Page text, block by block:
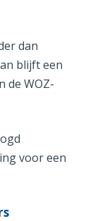
dan
blijft een
de WOZ-
voor een